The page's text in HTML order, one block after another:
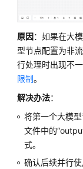
原因：如果在大
型节点配置为非
行处理时出现不
限制。
解决办法：
将第一个大模
文件中的
式。
确认后续并行